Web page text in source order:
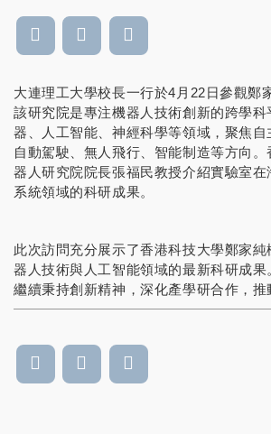
大連理工大學校長一行於4月22日參觀鄭
該研究院是專注機器人技術創新的跨學
器、人工智能、神經科學等領域，聚焦
自動駕駛、無人飛行、智能制造等方向
器人研究院院長張福民教授介紹實驗室
系統領域的科研成果。
此次訪問充分展示了香港科技大學鄭家
器人技術與人工智能領域的最新科研成
繼續秉持創新精神，深化產學研合作，推